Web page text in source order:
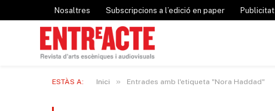
Nosaltres Subscripcions a l’edició en paper Publicitat
ESTÀS A: Inici » Entrades amb l'etiqueta "Nora Haddad"